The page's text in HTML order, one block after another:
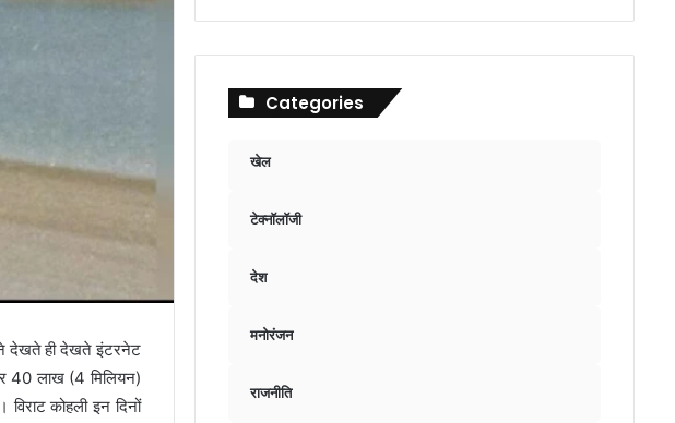
देखते ही देखते इंटरनेट
40 लाख (4 मिलियन)
कोहली इन दिनों
Categories
खेल
टेक्नॉलॉजी
देश
मनोरंजन
राजनीति